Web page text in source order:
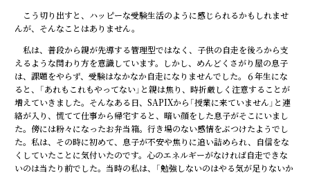
こう切り出すと、ハッピーな受験生活のように感じられるかもしれませ
んが、そんなことはありません。
私は、普段から親が先導する管理型ではなく、子供の自走を後ろから支
えるような関わり方を意識しています。しかし、めんどくさがり屋の息子
は、課題をやらず、受験はなかなか自走になりませんでした。６年生にな
ると、「あれもこれもやってない」と親は焦り、時折厳しく注意することが
増えていきました。そんなある日、SAPIXから「授業に来ていません」と連
絡が入り、慌てて仕事から帰宅すると、暗い顔をした息子がそこにいまし
た。傍には粉々になったお弁当箱。行き場のない感情をぶつけたようでし
た。私は、その時に初めて、息子が不安や焦りに追い詰められ、自信をな
くしていたことに気付いたのです。心のエネルギーがなければ自走できな
いのは当たり前でした。当時の私は、「勉強しないのはやる気が足りないか